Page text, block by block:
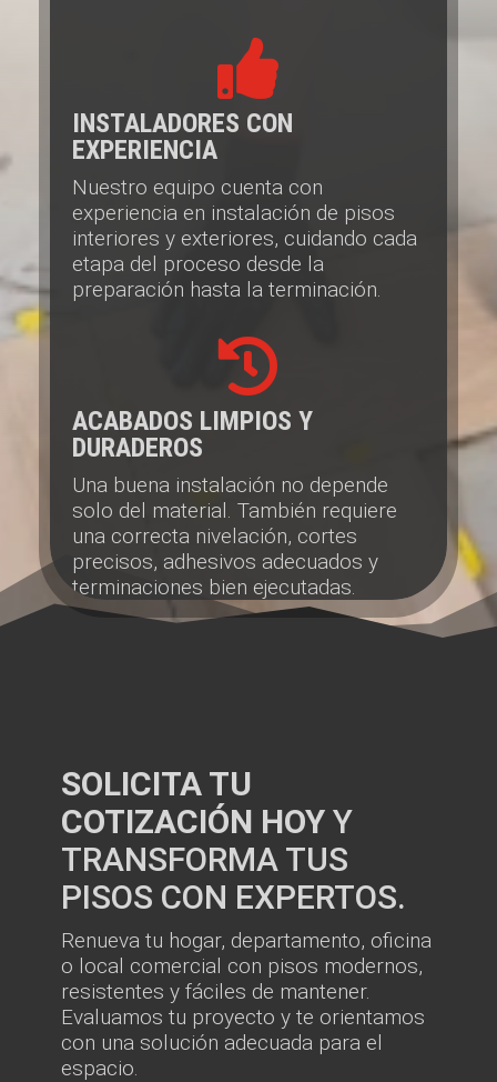

INSTALADORES CON
EXPERIENCIA
Nuestro equipo cuenta con
experiencia en instalación de pisos
interiores y exteriores, cuidando cada
etapa del proceso desde la
preparación hasta la terminación.

ACABADOS LIMPIOS Y
DURADEROS
Una buena instalación no depende
solo del material. También requiere
una correcta nivelación, cortes
precisos, adhesivos adecuados y
terminaciones bien ejecutadas.
SOLICITA TU
COTIZACIÓN HOYY
TRANSFORMA TUS
PISOS CON EXPERTOS.
Renueva tu hogar, departamento, oficina
o local comercial con pisos modernos,
resistentes y fáciles de mantener.
Evaluamos tu proyecto y te orientamos
con una solución adecuada para el
espacio.